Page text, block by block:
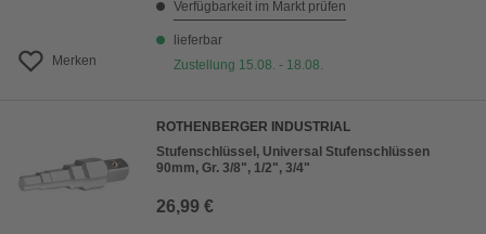
Merken
Verfügbarkeit im Markt prüfen
lieferbar
Zustellung 15.08. - 18.08.
ROTHENBERGER INDUSTRIAL
Stufenschlüssel, Universal Stufenschlüssen
90mm, Gr. 3/8", 1/2", 3/4"
26,99 €